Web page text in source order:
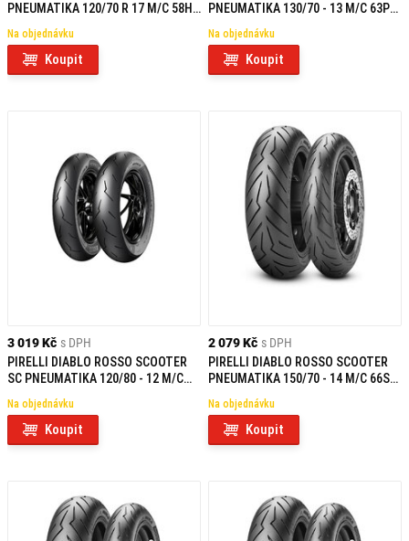
PNEUMATIKA 120/70 R 17 M/C 58H
Na objednávku
Koupit
PNEUMATIKA 130/70 - 13 M/C 63P
Na objednávku
Koupit
3 019 Kč s DPH
PIRELLI DIABLO ROSSO SCOOTER
SC PNEUMATIKA 120/80 - 12 M/C
Na objednávku
Koupit
2 079 Kč s DPH
PIRELLI DIABLO ROSSO SCOOTER
PNEUMATIKA 150/70 - 14 M/C 66S
Na objednávku
Koupit